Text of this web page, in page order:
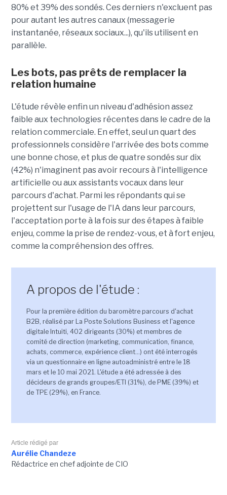
80% et 39% des sondés. Ces derniers n'excluent pas
pour autant les autres canaux (messagerie
instantanée, réseaux sociaux...), qu'ils utilisent en
parallèle.
Les bots, pas prêts de remplacer la
relation humaine
L'étude révèle enfin un niveau d'adhésion assez
faible aux technologies récentes dans le cadre de la
relation commerciale. En effet, seul un quart des
professionnels considère l'arrivée des bots comme
une bonne chose, et plus de quatre sondés sur dix
(42%) n'imaginent pas avoir recours à l'intelligence
artificielle ou aux assistants vocaux dans leur
parcours d'achat. Parmi les répondants qui se
projettent sur l'usage de l'IA dans leur parcours,
l'acceptation porte à la fois sur des étapes à faible
enjeu, comme la prise de rendez-vous, et à fort enjeu,
comme la compréhension des offres.
A propos de l'étude :
Pour la première édition du baromètre parcours d'achat
B2B, réalisé par La Poste Solutions Business et l'agence
digitale Intuiti, 402 dirigeants (30%) et membres de
comité de direction (marketing, communication, finance,
achats, commerce, expérience client...) ont été interrogés
via un questionnaire en ligne autoadministré entre le 18
mars et le 10 mai 2021. L'étude a été adressée à des
décideurs de grands groupes/ETI (31%), de PME (39%) et
de TPE (29%), en France.
Article rédigé par
Aurélie Chandeze
Rédactrice en chef adjointe de CIO